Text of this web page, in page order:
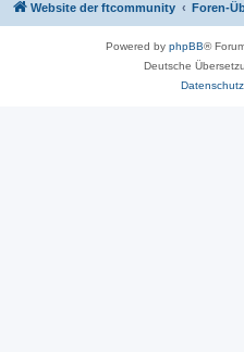
Website der ftcommunity Foren-
Powered by phpBB®
Deutsche
Datenschutz